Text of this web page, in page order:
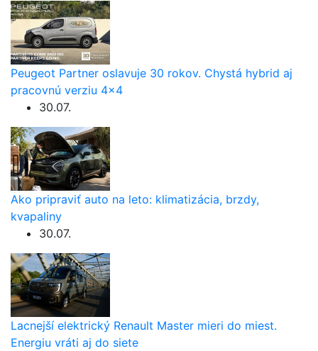
Peugeot Partner oslavuje 30 rokov. Chystá hybrid aj
pracovnú verziu 4×4
30.07.
Ako pripraviť auto na leto: klimatizácia, brzdy,
kvapaliny
30.07.
Lacnejší elektrický Renault Master mieri do miest.
Energiu vráti aj do siete